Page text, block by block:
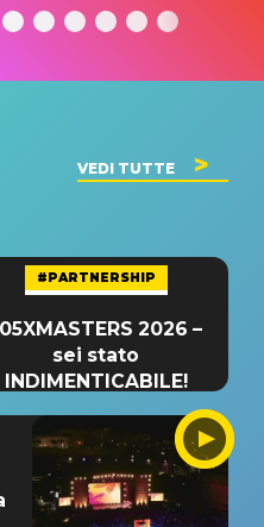
singolo
VEDI TUTTE
#PARTNERSHIP
2026 –
sei stato
INDIMENTICABILE!